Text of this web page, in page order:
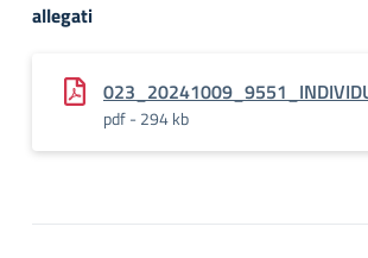
allegati
pdf - 294 kb